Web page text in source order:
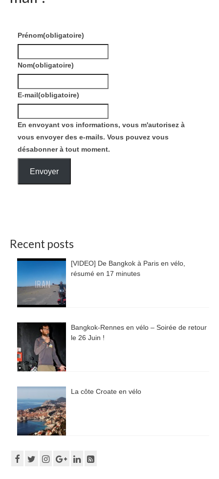
Prénom(obligatoire)
Nom(obligatoire)
E-mail(obligatoire)
En envoyant vos informations, vous m'autorisez à
vous envoyer des e-mails. Vous pouvez vous
désabonner à tout moment.
Envoyer
Recent posts
[VIDEO] De Bangkok à Paris en vélo,
résumé en 17 minutes
Bangkok-Rennes en vélo – Soirée de retour
le 26 Juin !
La côte Croate en vélo